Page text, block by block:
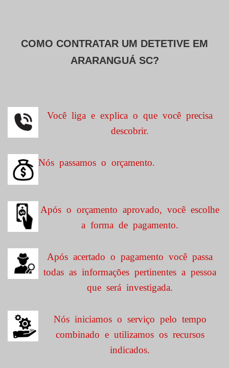
COMO CONTRATAR UM DETETIVE EM
ARARANGUÁ SC?
Você liga e explica o que você precisa
descobrir.
Nós passamos o orçamento.
Após o orçamento aprovado, você escolhe
a forma de pagamento.
Após acertado o pagamento você passa
todas as informações pertinentes a pessoa
que será investigada.
Nós iniciamos o serviço pelo tempo
combinado e utilizamos os recursos
indicados.